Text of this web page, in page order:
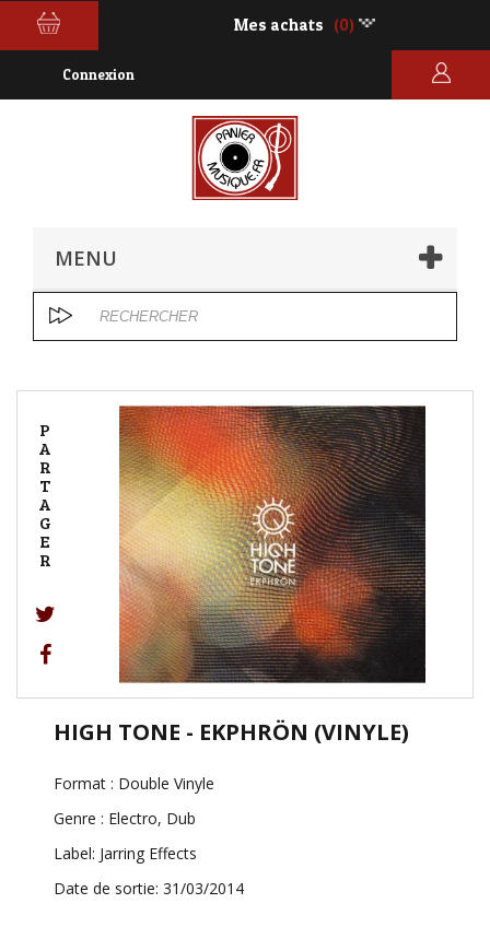
Mes achats (0)
Connexion
MENU
P
A
R
T
A
G
E
R
HIGH TONE - EKPHRÖN (VINYLE)
Format : Double Vinyle
Genre : Electro, Dub
Label: Jarring Effects
Date de sortie: 31/03/2014